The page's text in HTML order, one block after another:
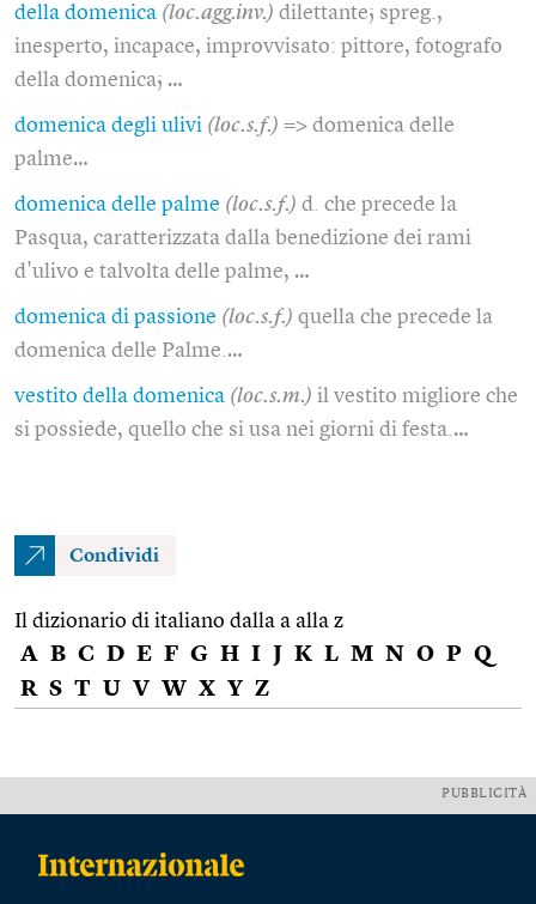
della domenica (loc.agg.inv.) dilettante; spreg.,
inesperto, incapace, improvvisato: pittore, fotografo
della domenica; …
domenica degli ulivi (loc.s.f.) => domenica delle
palme…
domenica delle palme (loc.s.f.) d. che precede la
Pasqua, caratterizzata dalla benedizione dei rami
d'ulivo e talvolta delle palme, …
domenica di passione (loc.s.f.) quella che precede la
domenica delle Palme.…
vestito della domenica (loc.s.m.) il vestito migliore che
si possiede, quello che si usa nei giorni di festa.…
Condividi
Il dizionario di italiano dalla a alla z
A B C D E F G H I J K L M N O P Q
R S T U V W X Y Z
PUBBLICITÀ